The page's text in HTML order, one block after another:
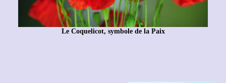
Le Coquelicot, symbole de la Paix